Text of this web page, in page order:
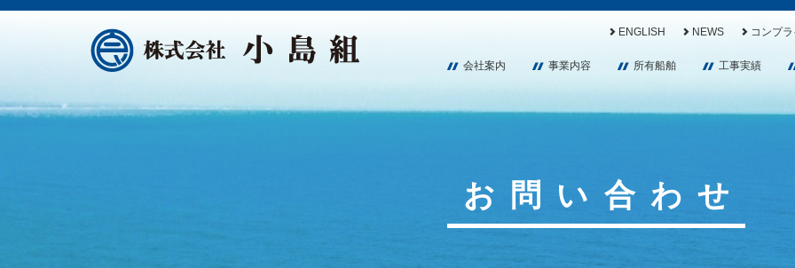
ENGLISH NEWS コンプ
会社案内 事業内容 所有船舶 工事実績
お問い合わせ